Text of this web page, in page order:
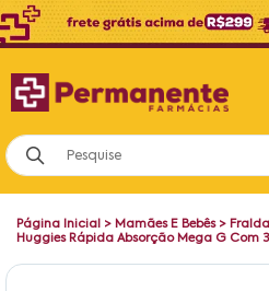
Página Inicial > Mamães E Bebês>
Huggies Rápida Absorção Mega G Com